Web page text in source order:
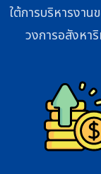
ใต้การบริหารงา
วงการอสังหา